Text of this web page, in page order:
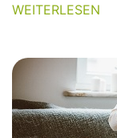
WEITERLESEN